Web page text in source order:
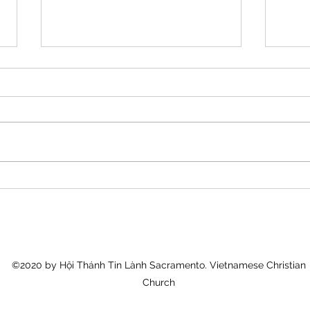
A-Đam Và Đấng Christ
©2020 by Hội Thánh Tin Lành Sacramento. Vietnamese Christian
Church